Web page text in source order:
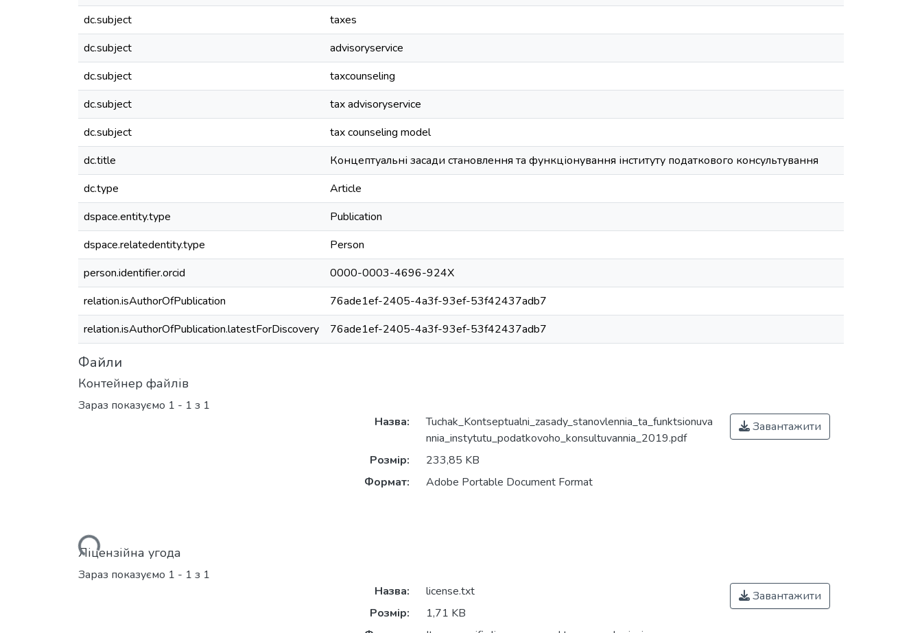
dc.subject
taxes
dc.subject
advisoryservice
dc.subject
taxcounseling
dc.subject
tax advisoryservice
dc.subject
tax counseling model
dc.title
Концептуальні засади становлення та функціонування інституту податкового консультування
dc.type
Article
dspace.entity.type
Publication
dspace.relatedentity.type
Person
person.identifier.orcid
0000-0003-4696-924X
relation.isAuthorOfPublication
76ade1ef-2405-4a3f-93ef-53f42437adb7
relation.isAuthorOfPublication.latestForDiscovery
76ade1ef-2405-4a3f-93ef-53f42437adb7
Файли
Контейнер файлів
Зараз показуємо 1 - 1 з 1
Вантажиться...
Назва:
Tuchak_Kontseptualni_zasady_stanovlennia_ta_funktsionuva
nnia_instytutu_podatkovoho_konsultuvannia_2019.pdf
Розмір:
233,85 KB
Формат:
Adobe Portable Document Format
Завантажити
Ліцензійна угода
Зараз показуємо 1 - 1 з 1
Назва:
license.txt
Розмір:
1,71 KB
Завантажити